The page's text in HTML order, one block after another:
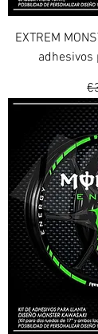
EXTREM